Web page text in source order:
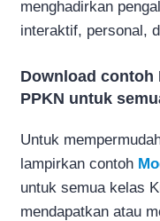
menghadirkan
interaktif, personal,
Download contoh
PPKN untuk
Untuk
lampirkan contoh
untuk semua kelas
mendapatkan atau